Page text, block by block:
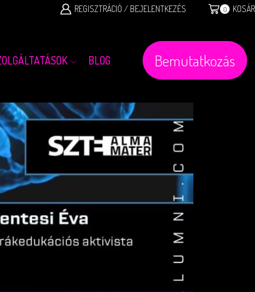
REGISZTRÁCIÓ / BEJELENTKEZÉS 0 KOSÁR
BLOG Bemutatkozás